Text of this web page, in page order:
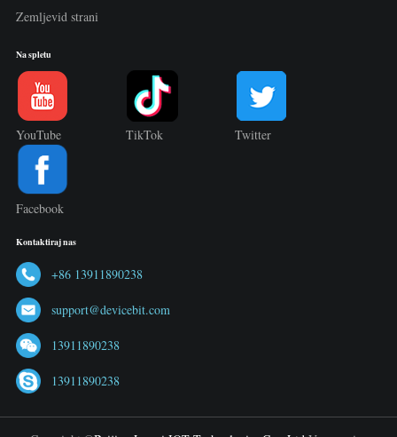
Zemljevid strani
Na spletu
YouTube TikTok Twitter
Facebook
Kontaktiraj nas
+86 13911890238
support@devicebit.com
13911890238
13911890238